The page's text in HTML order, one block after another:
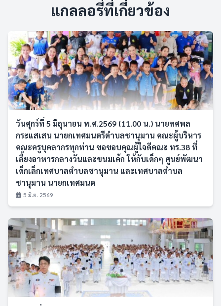
แกลลอรี่ที่เกี่ยวข้อง
วันศุกร์ที่ 5 มิถุนายน พ.ศ.2569 (11.00 น.) นายทศพล
กระแสเสน นายกเทศมนตรีตำบลชานุมาน คณะผู้บริหาร
คณะครูบุคลากรทุกท่าน ขอขอบคุณผู้ใจดีคณะ ทร.38 ที่
เลี้ยงอาหารกลางวันและขนมเค้ก ให้กับเด็กๆ ศูนย์พัฒนา
เด็กเล็กเทศบาลตำบลชานุมาน และเทศบาลตำบล
ชานุมาน นายกเทศมนต
5 มิ.ย. 2569